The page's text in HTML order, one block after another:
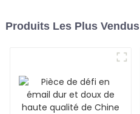
Produits Les Plus Vendus